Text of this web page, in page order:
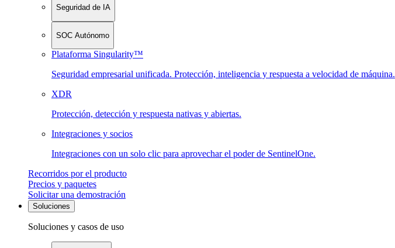
Seguridad de IA
SOC Autónomo
Plataforma Singularity™
Seguridad empresarial unificada. Protección, inteligencia y respuesta a velocidad de máquina.
XDR
Protección, detección y respuesta nativas y abiertas.
Integraciones y socios
Integraciones con un solo clic para aprovechar el poder de SentinelOne.
Recorridos por el producto
Precios y paquetes
Solicitar una demostración
Soluciones
Soluciones y casos de uso